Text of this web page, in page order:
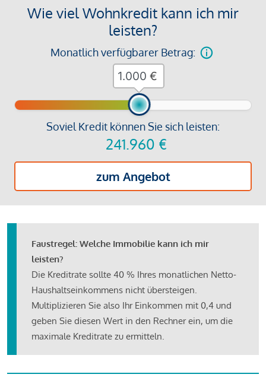
Wie viel Wohnkredit kann ich mir
leisten?
Monatlich verfügbarer Betrag:
Soviel Kredit können Sie sich leisten:
241.960 €
zum Angebot
€
Faustregel: Welche Immobilie kann ich mir
leisten?
Die Kreditrate sollte 40 % Ihres monatlichen Netto-
Haushaltseinkommens nicht übersteigen.
Multiplizieren Sie also Ihr Einkommen mit 0,4 und
geben Sie diesen Wert in den Rechner ein, um die
maximale Kreditrate zu ermitteln.